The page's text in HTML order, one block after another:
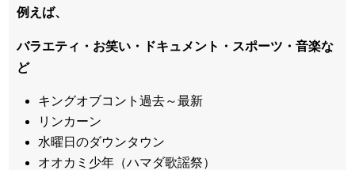
例えば、
バラエティ・お笑い・ドキュメント・スポーツ・音楽な
ど
キングオブコント過去～最新
リンカーン
水曜日のダウンタウン
オオカミ少年（ハマダ歌謡祭）